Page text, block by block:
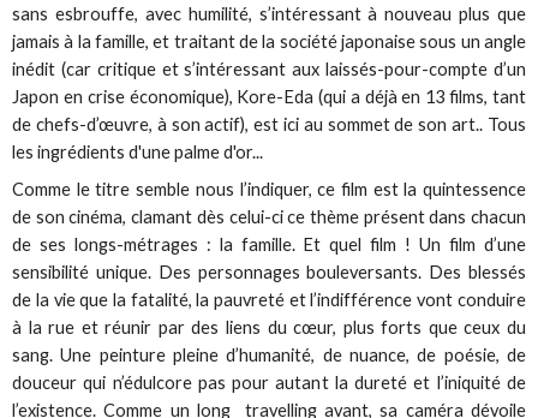
sans esbrouffe, avec humilité, s’intéressant à nouveau plus que
jamais à la famille, et traitant de la société japonaise sous un angle
inédit (car critique et s’intéressant aux laissés-pour-compte d’un
Japon en crise économique), Kore-Eda (qui a déjà en 13 films, tant
de chefs-d’œuvre, à son actif), est ici au sommet de son art.. Tous
les ingrédients d'une palme d'or...
Comme le titre semble nous l’indiquer, ce film est la quintessence
de son cinéma, clamant dès celui-ci ce thème présent dans chacun
de ses longs-métrages : la famille. Et quel film ! Un film d’une
sensibilité unique. Des personnages bouleversants. Des blessés
de la vie que la fatalité, la pauvreté et l’indifférence vont conduire
à la rue et réunir par des liens du cœur, plus forts que ceux du
sang. Une peinture pleine d’humanité, de nuance, de poésie, de
douceur qui n’édulcore pas pour autant la dureté et l’iniquité de
l’existence. Comme un long travelling avant, sa caméra dévoile